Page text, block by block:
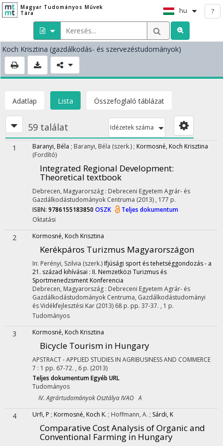
Magyar Tudományos Művek
Tára
hu ?
Koch Krisztina (gazdálkodás- és szervezéstudományok)
Adatlap Lista Összefoglaló táblázat
59 találat Idézetek száma
1 Baranyi, Béla ; Baranyi, Béla (szerk.) ; Kormosné, Koch Krisztina
(Fordító)
Integrated Regional Development:
Theoretical textbook
Debrecen, Magyarország : Debreceni Egyetem Agrár- és
Gazdálkodástudományok Centruma (2013) , 177 p.
ISBN: 9786155183850 OSZK
Teljes dokumentum
Oktatási
2 Kormosné, Koch Krisztina
Kerékpáros Turizmus Magyarországon
In: Perényi, Szilvia (szerk.) Ifjúsági sport és tehetséggondozás - a
21. század kihívásai : II. Nemzetközi Turizmus és
Sportmenedzsment Konferencia
Debrecen, Magyarország : Debreceni Egyetem Agrár- és
Gazdálkodástudományok Centruma, Gazdálkodástudományi
és Vidékfejlesztési Kar (2013) 68 p. pp. 37-37. , 1 p.
Tudományos
3 Kormosné, Koch Krisztina
Bicycle Tourism in Hungary
APSTRACT - APPLIED STUDIES IN AGRIBUSINESS AND COMMERCE
7 : 1 pp. 67-72. , 6 p. (2013)
Teljes dokumentumEgyéb URL
Tudományos
IV. Agrártudományok Osztálya IVAO A
4 Urfi, P ; Kormosné, Koch K. ; Hoffmann, A. ; Sárdi, K
Comparative Cost Analysis of Organic and
Conventional Farming in Hungary